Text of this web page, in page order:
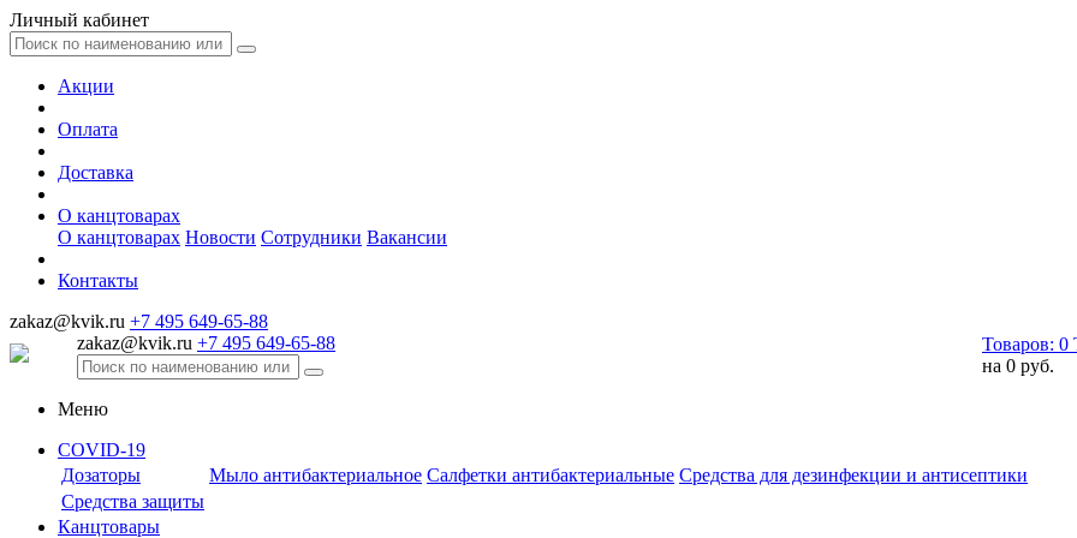
Личный кабинет
Акции
Оплата
Доставка
О канцтоварах
О канцтоварах Новости Сотрудники Вакансии
Контакты
zakaz@kvik.ru +7 495 649-65-88
zakaz@kvik.ru +7 495 649-65-88 Товаров: 0
на 0 руб.
Меню
COVID-19
Дозаторы
Мыло антибактериальное Салфетки антибактериальные Средства для дезинфекции и антисептики
Средства защиты
Канцтовары